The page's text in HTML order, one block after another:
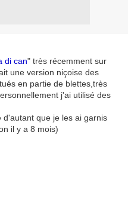
di can" très récemment sur
une version niçoise des
en partie de blettes,très
j'ai utilisé des
que je les ai garnis
il y a 8 mois)